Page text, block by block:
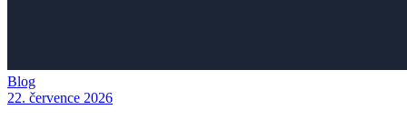
Blog
22. července 2026